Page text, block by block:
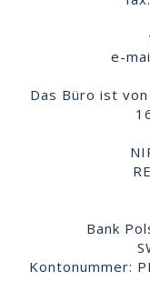
e-
Das Büro ist
Bank
Kontonummer: